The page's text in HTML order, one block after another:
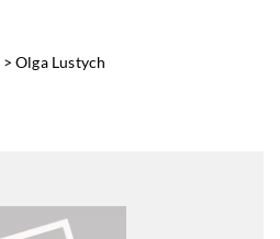
>Olga Lustych